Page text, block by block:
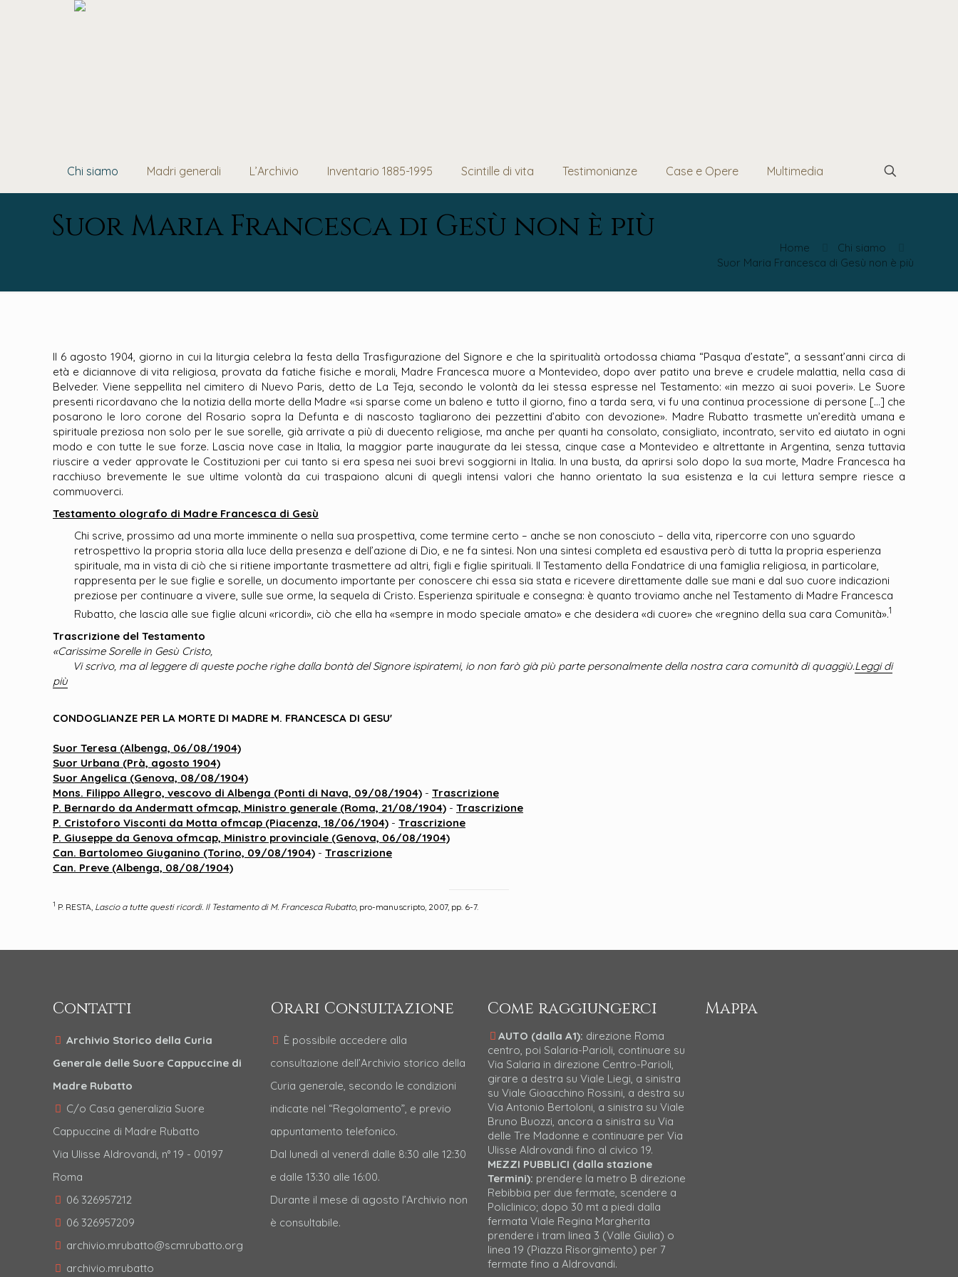
Chi siamo Madri generali L’Archivio Inventario 1885-1995 Scintille di vita Testimonianze Case e Opere Multimedia
Suor Maria Francesca di Gesù non è più
Home
Chi siamo
Suor Maria Francesca di Gesù non è più
Il 6 agosto 1904, giorno in cui la liturgia celebra la festa della Trasfigurazione del Signore e che la spiritualità ortodossa chiama “Pasqua d’estate”, a sessant’anni circa di
età e diciannove di vita religiosa, provata da fatiche fisiche e morali, Madre Francesca muore a Montevideo, dopo aver patito una breve e crudele malattia, nella casa di
Belveder. Viene seppellita nel cimitero di Nuevo Paris, detto de La Teja, secondo le volontà da lei stessa espresse nel Testamento: «in mezzo ai suoi poveri». Le Suore
presenti ricordavano che la notizia della morte della Madre «si sparse come un baleno e tutto il giorno, fino a tarda sera, vi fu una continua processione di persone […] che
posarono le loro corone del Rosario sopra la Defunta e di nascosto tagliarono dei pezzettini d’abito con devozione». Madre Rubatto trasmette un’eredità umana e
spirituale preziosa non solo per le sue sorelle, già arrivate a più di duecento religiose, ma anche per quanti ha consolato, consigliato, incontrato, servito ed aiutato in ogni
modo e con tutte le sue forze. Lascia nove case in Italia, la maggior parte inaugurate da lei stessa, cinque case a Montevideo e altrettante in Argentina, senza tuttavia
riuscire a veder approvate le Costituzioni per cui tanto si era spesa nei suoi brevi soggiorni in Italia. In una busta, da aprirsi solo dopo la sua morte, Madre Francesca ha
racchiuso brevemente le sue ultime volontà da cui traspaiono alcuni di quegli intensi valori che hanno orientato la sua esistenza e la cui lettura sempre riesce a
commuoverci.
Testamento olografo di Madre Francesca di Gesù
Chi scrive, prossimo ad una morte imminente o nella sua prospettiva, come termine certo – anche se non conosciuto – della vita, ripercorre con uno sguardo
retrospettivo la propria storia alla luce della presenza e dell’azione di Dio, e ne fa sintesi. Non una sintesi completa ed esaustiva però di tutta la propria esperienza
spirituale, ma in vista di ciò che si ritiene importante trasmettere ad altri, figli e figlie spirituali. Il Testamento della Fondatrice di una famiglia religiosa, in particolare,
rappresenta per le sue figlie e sorelle, un documento importante per conoscere chi essa sia stata e ricevere direttamente dalle sue mani e dal suo cuore indicazioni
preziose per continuare a vivere, sulle sue orme, la sequela di Cristo. Esperienza spirituale e consegna: è quanto troviamo anche nel Testamento di Madre Francesca
Rubatto, che lascia alle sue figlie alcuni «ricordi», ciò che ella ha «sempre in modo speciale amato» e che desidera «di cuore» che «regnino della sua cara Comunità».1
Trascrizione del Testamento
«Carissime Sorelle in Gesù Cristo,
Vi scrivo, ma al leggere di queste poche righe dalla bontà del Signore ispiratemi, io non farò già più parte personalmente della nostra cara comunità di quaggiù.Leggi di
più
CONDOGLIANZE PER LA MORTE DI MADRE M. FRANCESCA DI GESU'
Suor Teresa (Albenga, 06/08/1904)
Suor Urbana (Prà, agosto 1904)
Suor Angelica (Genova, 08/08/1904)
Mons. Filippo Allegro, vescovo di Albenga (Ponti di Nava, 09/08/1904) - Trascrizione
P. Bernardo da Andermatt ofmcap, Ministro generale (Roma, 21/08/1904) - Trascrizione
P. Cristoforo Visconti da Motta ofmcap (Piacenza, 18/06/1904) - Trascrizione
P. Giuseppe da Genova ofmcap, Ministro provinciale (Genova, 06/08/1904)
Can. Bartolomeo Giuganino (Torino, 09/08/1904) - Trascrizione
Can. Preve (Albenga, 08/08/1904)
1 P. RESTA, Lascio a tutte questi ricordi. Il Testamento di M. Francesca Rubatto, pro-manuscripto, 2007, pp. 6-7.
Contatti
Archivio Storico della Curia
Generale delle Suore Cappuccine di
Madre Rubatto
C/o Casa generalizia Suore
Cappuccine di Madre Rubatto
Via Ulisse Aldrovandi, n° 19 - 00197
Roma
06 326957212
06 326957209
archivio.mrubatto@scmrubatto.org
archivio.mrubatto
Orari Consultazione
È possibile accedere alla
consultazione dell’Archivio storico della
Curia generale, secondo le condizioni
indicate nel “Regolamento”, e previo
appuntamento telefonico.
Dal lunedì al venerdì dalle 8:30 alle 12:30
e dalle 13:30 alle 16:00.
Durante il mese di agosto l’Archivio non
è consultabile.
Come raggiungerci
AUTO (dalla A1): direzione Roma
centro, poi Salaria-Parioli, continuare su
Via Salaria in direzione Centro-Parioli,
girare a destra su Viale Liegi, a sinistra
su Viale Gioacchino Rossini, a destra su
Via Antonio Bertoloni, a sinistra su Viale
Bruno Buozzi, ancora a sinistra su Via
delle Tre Madonne e continuare per Via
Ulisse Aldrovandi fino al civico 19.
MEZZI PUBBLICI (dalla stazione
Termini): prendere la metro B direzione
Rebibbia per due fermate, scendere a
Policlinico; dopo 30 mt a piedi dalla
fermata Viale Regina Margherita
prendere i tram linea 3 (Valle Giulia) o
linea 19 (Piazza Risorgimento) per 7
fermate fino a Aldrovandi.
Mappa